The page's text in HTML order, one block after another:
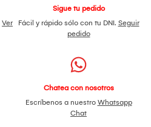
Ver
Sigue tu pedido
Fácil y rápido sólo con tu DNI. Seguir
pedido
Chatea con nosotros
Escríbenos a nuestro Whatsapp
Chat